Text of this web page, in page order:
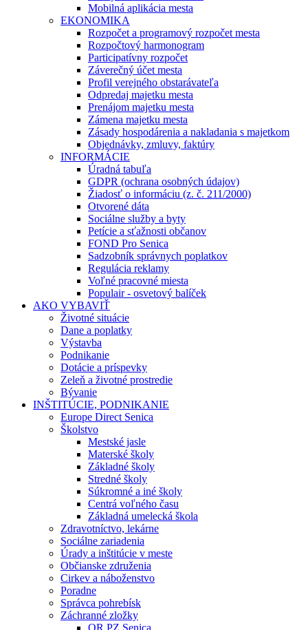
Mobilná aplikácia mesta
EKONOMIKA
Rozpočet a programový rozpočet mesta
Rozpočtový harmonogram
Participatívny rozpočet
Záverečný účet mesta
Profil verejného obstarávateľa
Odpredaj majetku mesta
Prenájom majetku mesta
Zámena majetku mesta
Zásady hospodárenia a nakladania s majetkom
Objednávky, zmluvy, faktúry
INFORMÁCIE
Úradná tabuľa
GDPR (ochrana osobných údajov)
Žiadosť o informáciu (z. č. 211/2000)
Otvorené dáta
Sociálne služby a byty
Petície a sťažnosti občanov
FOND Pro Senica
Sadzobník správnych poplatkov
Regulácia reklamy
Voľné pracovné miesta
Populair - osvetový balíček
AKO VYBAVIŤ
Životné situácie
Dane a poplatky
Výstavba
Podnikanie
Dotácie a príspevky
Zeleň a životné prostredie
Bývanie
INŠTITÚCIE, PODNIKANIE
Europe Direct Senica
Školstvo
Mestské jasle
Materské školy
Základné školy
Stredné školy
Súkromné a iné školy
Centrá voľného času
Základná umelecká škola
Zdravotníctvo, lekárne
Sociálne zariadenia
Úrady a inštitúcie v meste
Občianske združenia
Cirkev a náboženstvo
Poradne
Správca pohrebísk
Záchranné zložky